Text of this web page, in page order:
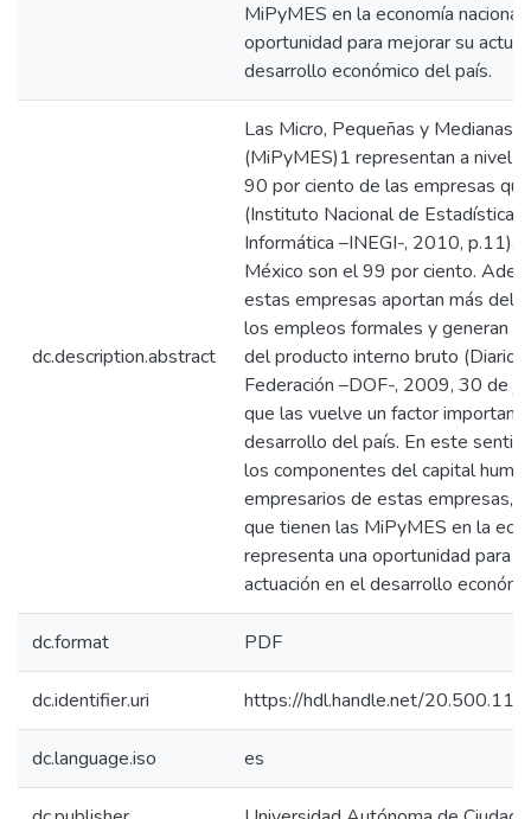
MiPyMES en la economía
oportunidad para mejorar su
desarrollo económico del país.
dc.description.abstract
Las Micro, Pequeñas y Medianas
(MiPyMES)1 representan a nivel
90 por ciento de las empresas
(Instituto Nacional de Estadística,
Informática –INEGI-, 2010, p.11),
México son el 99 por ciento.
estas empresas aportan más del
los empleos formales y generan
del producto interno bruto (Diario
Federación –DOF-, 2009, 30 de
que las vuelve un factor
desarrollo del país. En este
los componentes del capital
empresarios de estas empresas,
que tienen las MiPyMES en la
representa una oportunidad para
actuación en el desarrollo
dc.format PDF
dc.identifier.uri https://hdl.handle.net/
dc.language.iso es